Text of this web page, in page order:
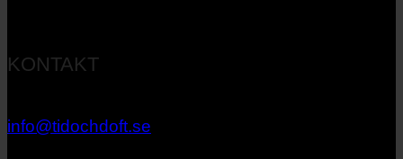
KONTAKT
info@tidochdoft.se